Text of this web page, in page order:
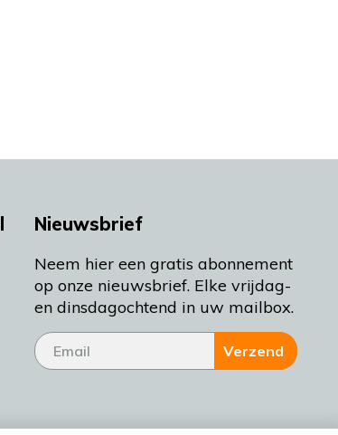
Nieuwsbrief
Neem hier een gratis abonnement
op onze nieuwsbrief. Elke vrijdag-
en dinsdagochtend in uw mailbox.
Verzend